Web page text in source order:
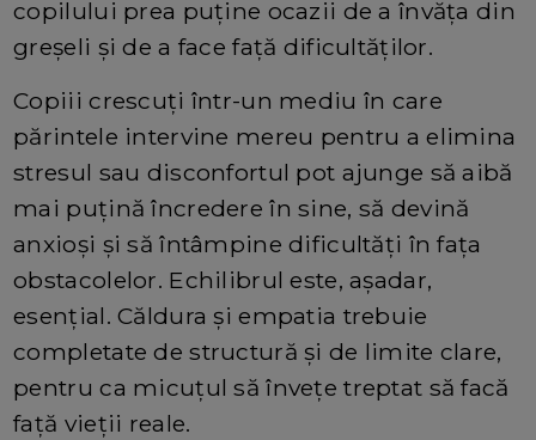
copilului prea puține ocazii de a învăța din
greșeli și de a face față dificultăților.
Copiii crescuți într-un mediu în care
părintele intervine mereu pentru a elimina
stresul sau disconfortul pot ajunge să aibă
mai puțină încredere în sine, să devină
anxioși și să întâmpine dificultăți în fața
obstacolelor. Echilibrul este, așadar,
esențial. Căldura și empatia trebuie
completate de structură și de limite clare,
pentru ca micuțul să învețe treptat să facă
față vieții reale.